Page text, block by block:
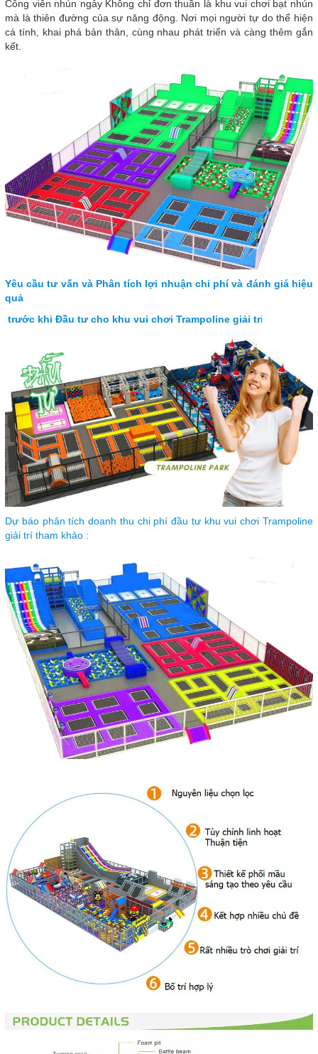
Công viên nhún ngảy Không chỉ đơn thuần là khu vui chơi bạt nhún
mà là thiên đường của sự năng động. Nơi mọi người tự do thể hiện
cá tính, khai phá bản thân, cùng nhau phát triển và càng thêm gắn
kết.
Yêu cầu tư vấn và Phân tích lợi nhuận chi phí và đánh giá hiệu
quả
trước khi Đầu tư cho khu vui chơi Trampoline giải tri
Dự báo phân tích doanh thu chi phí đầu tư khu vui chơi Trampoline
giải trí tham khảo :